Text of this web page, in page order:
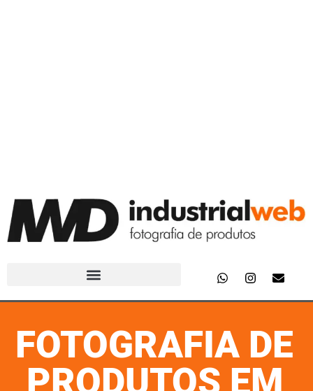
FOTOGRAFIA DE
PRODUTOS EM